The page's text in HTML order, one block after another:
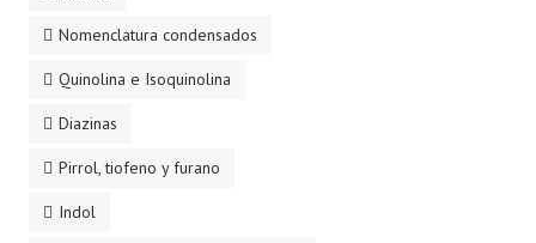
Nomenclatura condensados
Quinolina e Isoquinolina
Diazinas
Pirrol, tiofeno y furano
Indol